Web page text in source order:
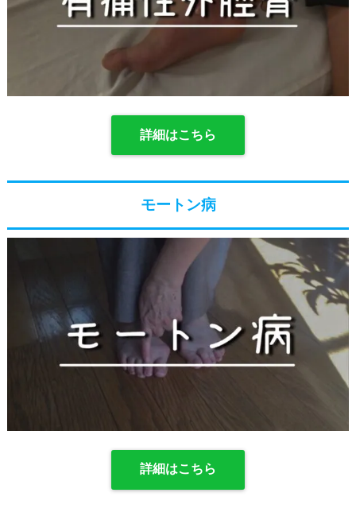
詳細はこちら
モートン病
詳細はこちら